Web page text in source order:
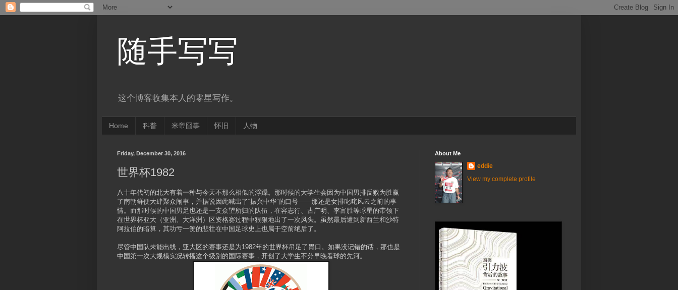
随手写写
这个博客收集本人的零星写作。
Home 科普 米帝囧事 怀旧 人物
Friday, December 30, 2016
世界杯1982
八十年代初的北大有着一种与今天不那么相似的浮躁。那时候的大学生会因为中国男排反败为胜赢
了南朝鲜便大肆聚众闹事，并据说因此喊出了“振兴中华”的口号——那还是女排叱咤风云之前的事
情。而那时候的中国男足也还是一支众望所归的队伍，在容志行、古广明、李富胜等球星的带领下
在世界杯亚大（亚洲、大洋洲）区资格赛过程中狠狠地出了一次风头。虽然最后遭到新西兰和沙特
阿拉伯的暗算，其功亏一篑的悲壮在中国足球史上也属于空前绝后了。
尽管中国队未能出线，亚大区的赛事还是为1982年的世界杯吊足了胃口。如果没记错的话，那也是
中国第一次大规模实况转播这个级别的国际赛事，开创了大学生不分早晚看球的先河。
About Me
eddie
View my complete profile